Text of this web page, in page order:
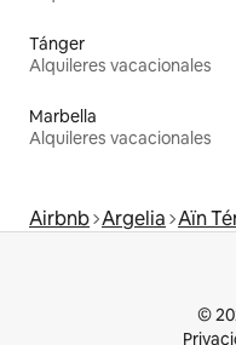
Tánger
Alquileres vacacionales
Marbella
Alquileres vacacionales
Airbnb Argelia Aïn
©